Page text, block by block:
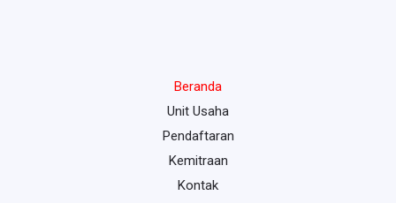
Beranda
Unit Usaha
Pendaftaran
Kemitraan
Kontak